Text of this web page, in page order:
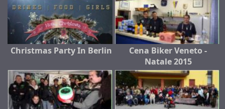
Christmas Party In Berlin
Cena Biker Veneto -
Natale 2015